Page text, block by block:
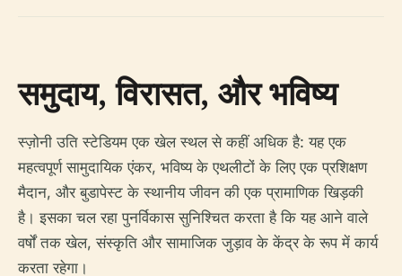
समुदाय, विरासत, और भविष्य
स्ज़ोनी उति स्टेडियम एक खेल स्थल से कहीं अधिक है: यह एक
महत्वपूर्ण सामुदायिक एंकर, भविष्य के एथलीटों के लिए एक प्रशिक्षण
मैदान, और बुडापेस्ट के स्थानीय जीवन की एक प्रामाणिक खिड़की
है। इसका चल रहा पुनर्विकास सुनिश्चित करता है कि यह आने वाले
वर्षों तक खेल, संस्कृति और सामाजिक जुड़ाव के केंद्र के रूप में कार्य
करता रहेगा।